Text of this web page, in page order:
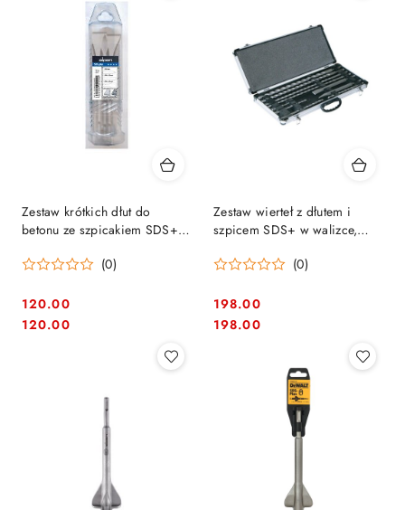
Zestaw krótkich dłut do
betonu ze szpicakiem SDS+,
(0)
Cena:
120.00
Cena:
120.00
Zestaw wierteł z dłutem i
szpicem SDS+ w walizce,
(0)
Cena:
198.00
Cena:
198.00